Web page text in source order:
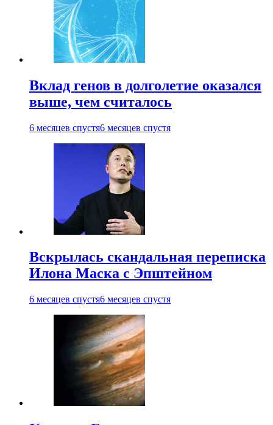
Вклад генов в долголетие оказался
выше, чем считалось
6 месяцев спустя6 месяцев спустя
Вскрылась скандальная переписка
Илона Маска с Эпштейном
6 месяцев спустя6 месяцев спустя